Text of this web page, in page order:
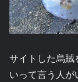
サイトした烏
いって言う人